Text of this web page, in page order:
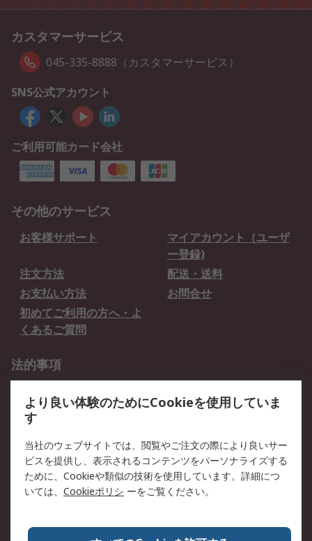
カスタマーサービス
045-335-8888（カスタマーサービス）
SNS公式アカウント
ご利用可能カード会社
その他のサービス
お客様サポート
マイアカウント（ユーザ
ー登録)
注文方法
配送・送料
お支払い方法
お問合せ
初めてご利用の方へ・よ
くあるご質問
法的事項
クッキーポリシー
RSについて
会社概要
採用情報
プレスリリース＆お知ら
コーポレートサイト
全世界のRS
RSの歴史
より良い体験のためにCookieを使用していま
す
当社のウェブサイトでは、閲覧やご注文の際により良いサー
ビスを提供し、表示されるコンテンツをパーソナライズする
ために、Cookieや類似の技術を使用しています。詳細につ
いては、 Cookieポリシ ーをご覧ください。